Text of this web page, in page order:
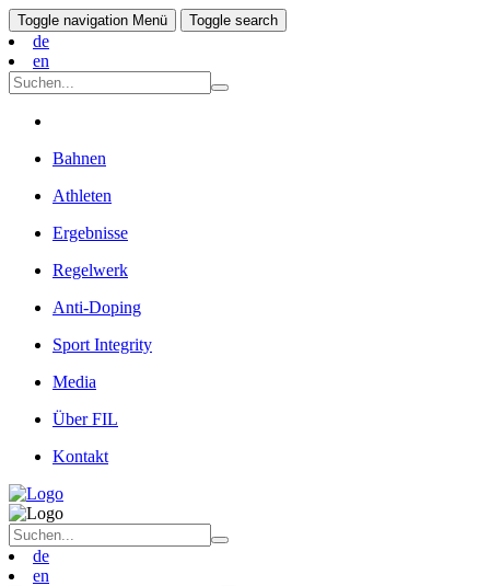
Toggle navigation Menü Toggle search
de
en
Bahnen
Athleten
Ergebnisse
Regelwerk
Anti-Doping
Sport Integrity
Media
Über FIL
Kontakt
de
en